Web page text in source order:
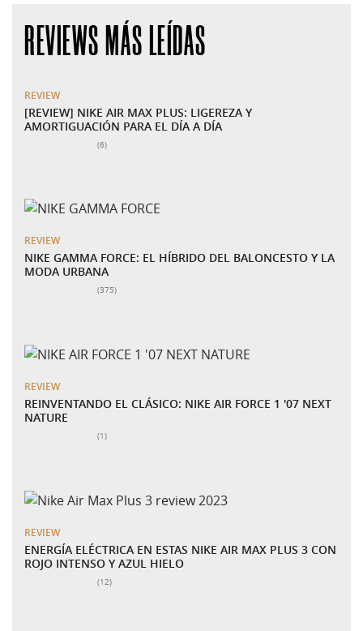
REVIEWS MÁS LEÍDAS
REVIEW
[REVIEW] NIKE AIR MAX PLUS: LIGEREZA Y
AMORTIGUACIÓN PARA EL DÍA A DÍA
Número total de valoraciones:
(6)
REVIEW
NIKE GAMMA FORCE: EL HÍBRIDO DEL BALONCESTO Y LA
MODA URBANA
Número total de valoraciones:
(375)
REVIEW
REINVENTANDO EL CLÁSICO: NIKE AIR FORCE 1 '07 NEXT
NATURE
Número total de valoraciones:
(1)
REVIEW
ENERGÍA ELÉCTRICA EN ESTAS NIKE AIR MAX PLUS 3 CON
ROJO INTENSO Y AZUL HIELO
Número total de valoraciones:
(12)